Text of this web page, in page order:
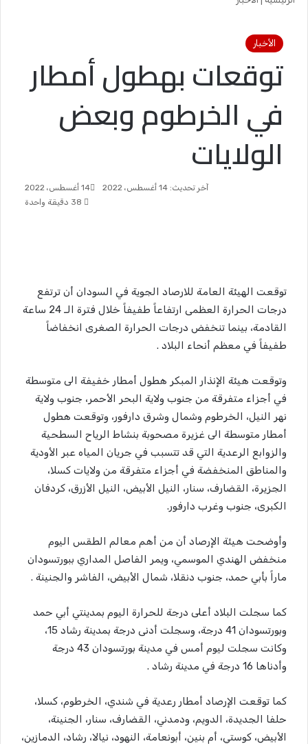
الأخبار
توقعات بهطول أمطار
في الخرطوم وبعض
الولايات
14 أغسطس، 2022
آخر تحديث: 14 أغسطس، 2022
دقيقة واحدة
توقعت الهيئة العامة للارصاد الجوية في السودان أن ترتفع
درجات الحرارة العظمى ارتفاعاً طفيفاً خلال فترة الـ 24 ساعة
القادمة، بينما تنخفض درجات الحرارة الصغرى انخفاضاً
طفيفاً في معظم أنحاء البلاد .
وتوقعت هيئة الإنذار المبكر هطول أمطار خفيفة الى متوسطة
في أجزاء متفرقة من جنوب ولاية البحر الأحمر، جنوب ولاية
نهر النيل، الخرطوم وشمال وشرق دارفور، وتوقعت هطول
أمطار متوسطة الى غزيرة مصحوبة بنشاط الرياح السطحية
والزوابع الرعدية التي قد تتسبب في جريان المياه عبر الأودية
والمناطق المنخفضة في أجزاء متفرقة من ولايات كسلا،
الجزيرة، القضارف، سنار، النيل الأبيض، النيل الأزرق، كردفان
الكبرى، جنوب وغرب دارفور.
وأوضحت هيئة الإرصاد أن من أهم معالم الطقس اليوم
منخفض الهندي الموسمي، ويمر الفاصل المداري ببورتسودان
ماراً بأبي حمد، جنوب دنقلا، شمال الأبيض، الفاشر والجنينة .
كما سجلت البلاد أعلى درجة للحرارة اليوم بمدينتي أبي حمد
وبورتسودان 41 درجة، وسجلت أدنى درجة بمدينة رشاد 15،
وكانت سجلت ليوم أمس في مدينة بورتسودان 43 درجة
وأدناها 16 درجة في مدينة رشاد .
كما توقعت الإرصاد أمطار رعدية في شندي، الخرطوم، كسلا،
حلفا الجديدة، الدويم، ودمدني، القضارف، سنار، الجنينة،
الأبيض، كوستي، أم بنين، أبونعامة، النهود، نيالا، رشاد، الدمازين،